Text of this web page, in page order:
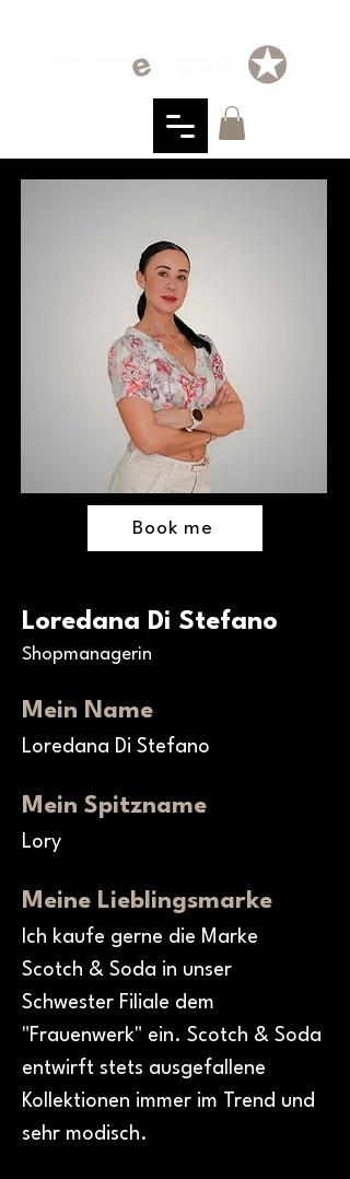
Book me
Loredana Di Stefano
Shopmanagerin
Mein Name
Loredana Di Stefano
Mein Spitzname
Lory
Meine Lieblingsmarke
Ich kaufe gerne die Marke
Scotch & Soda in unser
Schwester Filiale dem
"Frauenwerk" ein. Scotch & Soda
entwirft stets ausgefallene
Kollektionen immer im Trend und
sehr modisch.